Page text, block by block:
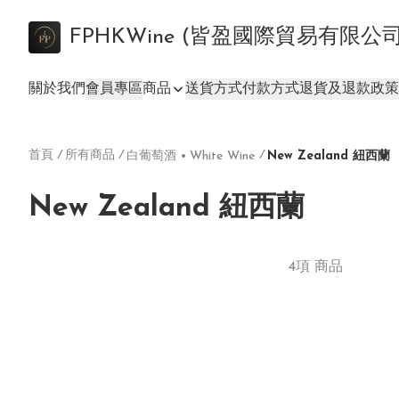
FPHKWine (皆盈國際貿易有限公
關於我們會員專區商品 送貨方式付款方式退貨及退款政策
首頁 / 所有商品 / 白葡萄酒 • White Wine / New Zealand 紐西蘭
New Zealand 紐西蘭
4項 商品